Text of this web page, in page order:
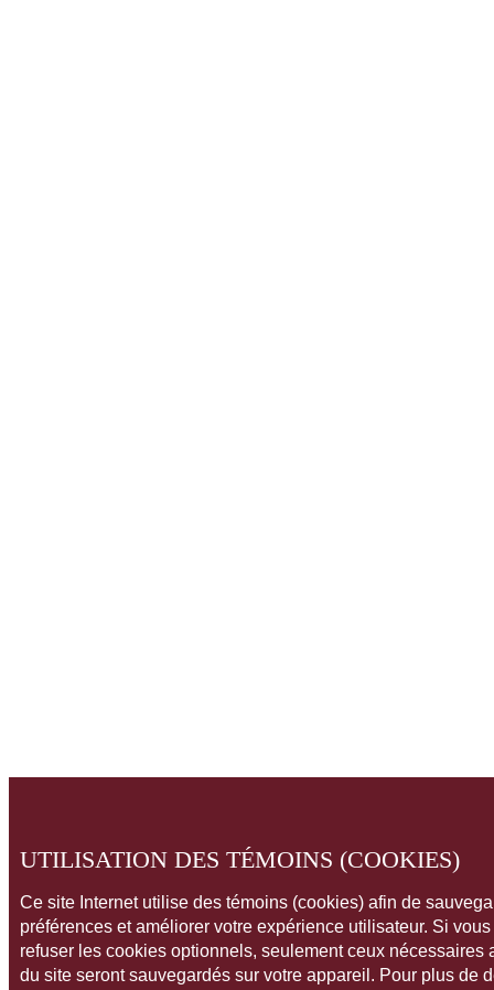
UTILISATION DES TÉMOINS (COOKIES)
Ce site Internet utilise des témoins (cookies) afin de
préférences et améliorer votre expérience utilisateur. Si
refuser les cookies optionnels, seulement ceux nécessaires
du site seront sauvegardés sur votre appareil. Pour plus de